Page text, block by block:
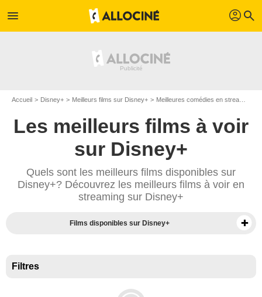
menu profil search
Accueil Disney+ Meilleurs films sur Disney+ Meilleures comédies en streaming sur Disney+
Les meilleurs films à voir
sur Disney+
Quels sont les meilleurs films disponibles sur
Disney+? Découvrez les meilleurs films à voir en
streaming sur Disney+
Films disponibles sur Disney+
Filtres